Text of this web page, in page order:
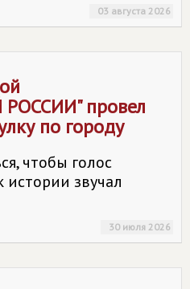
03 августа 2026
РОССИИ" провел
по городу
чтобы голос
истории звучал
30 июля 2026